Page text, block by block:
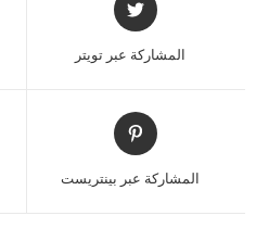
المشاركة عبر تويتر
المشاركة عبر بينتريست